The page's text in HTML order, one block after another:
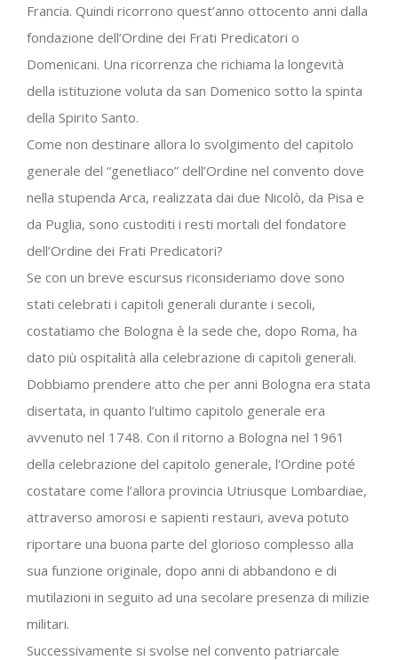
Francia. Quindi ricorrono quest’anno ottocento anni dalla
fondazione dell’Ordine dei Frati Predicatori o
Domenicani. Una ricorrenza che richiama la longevità
della istituzione voluta da san Domenico sotto la spinta
della Spirito Santo.
Come non destinare allora lo svolgimento del capitolo
generale del “genetliaco” dell’Ordine nel convento dove
nella stupenda Arca, realizzata dai due Nicolò, da Pisa e
da Puglia, sono custoditi i resti mortali del fondatore
dell’Ordine dei Frati Predicatori?
Se con un breve escursus riconsideriamo dove sono
stati celebrati i capitoli generali durante i secoli,
costatiamo che Bologna è la sede che, dopo Roma, ha
dato più ospitalità alla celebrazione di capitoli generali.
Dobbiamo prendere atto che per anni Bologna era stata
disertata, in quanto l’ultimo capitolo generale era
avvenuto nel 1748. Con il ritorno a Bologna nel 1961
della celebrazione del capitolo generale, l’Ordine poté
costatare come l’allora provincia Utriusque Lombardiae,
attraverso amorosi e sapienti restauri, aveva potuto
riportare una buona parte del glorioso complesso alla
sua funzione originale, dopo anni di abbandono e di
mutilazioni in seguito ad una secolare presenza di milizie
militari.
Successivamente si svolse nel convento patriarcale